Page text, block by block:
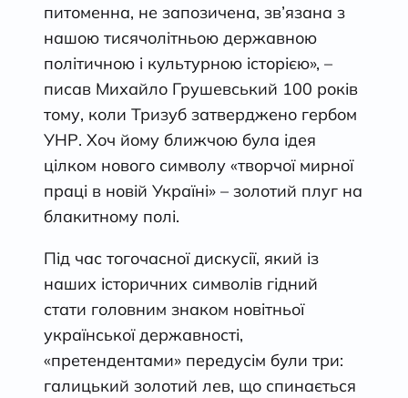
питоменна, не запозичена, зв’язана з
нашою тисячолітньою державною
політичною i культурною історією», –
писав Михайло Грушевський 100 років
тому, коли Тризуб затверджено гербом
УНР. Хоч йому ближчою була ідея
цілком нового символу «творчої мирної
праці в новій Україні» – золотий плуг на
блакитному полі.
Під час тогочасної дискусії, який із
наших історичних символів гідний
стати головним знаком новітньої
української державності,
«претендентами» передусім були три:
галицький золотий лев, що спинається